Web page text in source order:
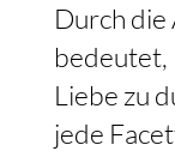
Durch die
bedeutet,
Liebe zu
jede